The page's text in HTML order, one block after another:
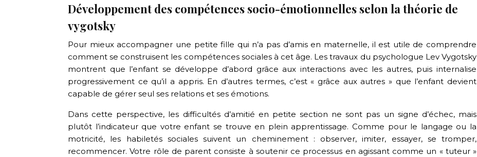
Développement des compétences socio-émotionnelles selon la théorie de
vygotsky
Pour mieux accompagner une petite fille qui n’a pas d’amis en maternelle, il est utile de comprendre
comment se construisent les compétences sociales à cet âge. Les travaux du psychologue Lev Vygotsky
montrent que l’enfant se développe d’abord grâce aux interactions avec les autres, puis internalise
progressivement ce qu’il a appris. En d’autres termes, c’est « grâce aux autres » que l’enfant devient
capable de gérer seul ses relations et ses émotions.
Dans cette perspective, les difficultés d’amitié en petite section ne sont pas un signe d’échec, mais
plutôt l’indicateur que votre enfant se trouve en plein apprentissage. Comme pour le langage ou la
motricité, les habiletés sociales suivent un cheminement : observer, imiter, essayer, se tromper,
recommencer. Votre rôle de parent consiste à soutenir ce processus en agissant comme un « tuteur »